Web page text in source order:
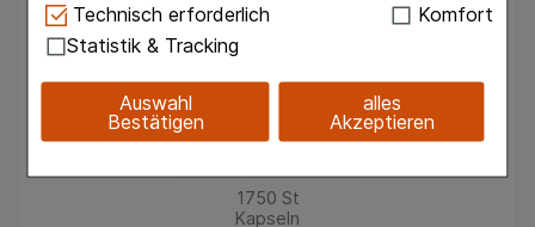
Technisch Notwendig:Hierbei handelt es sich um
Cookies, die für die Grundfunktionen unserer
Website notwendig sind (z.B. Navigation,
Warenkorb, Kundenkonto), weshalb auf diese nicht
verzichtet werden kann.
Einkaufserlebnis noch ansprechender zu gestalten,
beispielsweise für die Wiedererkennung des
Technisch erforderlich
Komfort
Statistik & Tracking
Auswahl
Bestätigen
alles
Akzeptieren
Hecht-Pharma GmbH
1750 St
Kapseln